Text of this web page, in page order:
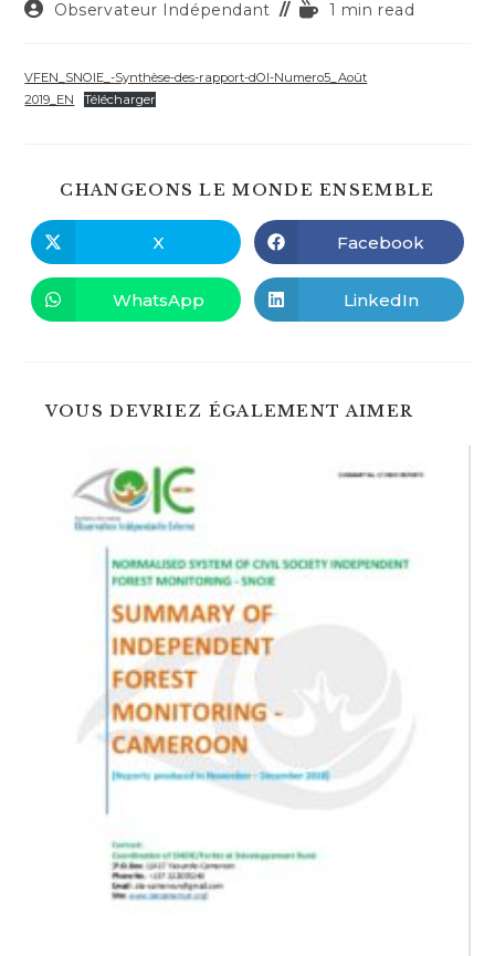
Auteur/autrice
publication :
Observateur Indépendant
Temps1 min read
VFEN_SNOIE_-Synthèse-des-rapport-dOI-Numero5_Août
2019_EN
Télécharger
CHANGEONS LE MONDE ENSEMBLE
Ouvrir
dans
une
autre
fenêtre
X Ouvrir
dans
une
autre
fenêtre
Facebook
Ouvrir
dans
WhatsApp Ouvrir
dans
LinkedIn
VOUS DEVRIEZ ÉGALEMENT AIMER